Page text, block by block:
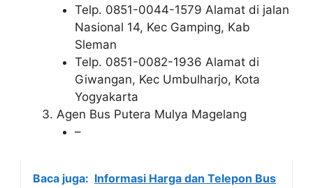
Telp. 0851-0044-1579 Alamat di jalan
Nasional 14, Kec Gamping, Kab
Sleman
Telp. 0851-0082-1936 Alamat di
Giwangan, Kec Umbulharjo, Kota
Yogyakarta
Agen Bus Putera Mulya Magelang
–
Baca juga: Informasi Harga dan Telepon Bus